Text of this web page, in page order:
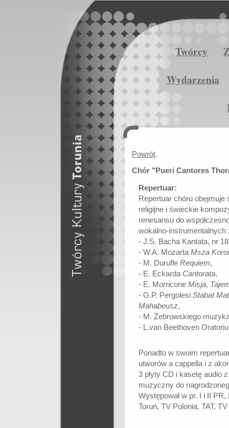
Twórcy
Wydarzenia
Powrót.
Chór "Pueri Cantores
Repertuar:
Repertuar chóru
religijne i świeckie
renesansu do
wokalno-instrumentalnych
- J.S. Bacha Kantata, nr
- W.A. Mozarta Msza
- M. Durufle Requiem,
- E. Eckarda Cantorata,
- E. Morricone Misja,
- G.P. Pergolesi Stabat
Mahabeusz,
- M. Żebrowskiego
- L.van Beethoven
Ponadto w swoim
utworów a cappella i z
3 płyty CD i kasetę audio
muzyczny do
Występował w pr. I i II
Toruń, TV Polonia, TAT,